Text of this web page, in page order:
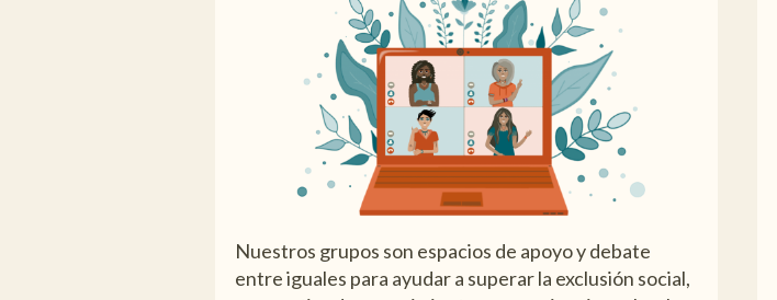
Nuestros grupos son espacios de apoyo y debate
entre iguales para ayudar a superar la exclusión social,